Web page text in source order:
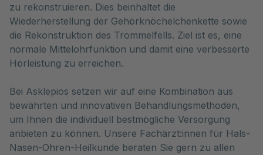
zu rekonstruieren. Dies beinhaltet die
Wiederherstellung der Gehörknöchelchenkette sowie
die Rekonstruktion des Trommelfells. Ziel ist es, eine
normale Mittelohrfunktion und damit eine verbesserte
Hörleistung zu erreichen.
Bei Asklepios setzen wir auf eine Kombination aus
bewährten und innovativen Behandlungsmethoden,
um Ihnen die individuell bestmögliche Versorgung
anbieten zu können. Unsere Fachärzt:innen für Hals-
Nasen-Ohren-Heilkunde beraten Sie gern zu allen